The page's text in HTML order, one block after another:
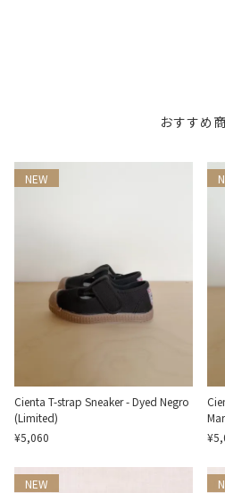
おすすめ
NEW
Cienta T-strap Sneaker - Dyed Negro
(Limited)
¥5,060
NEW